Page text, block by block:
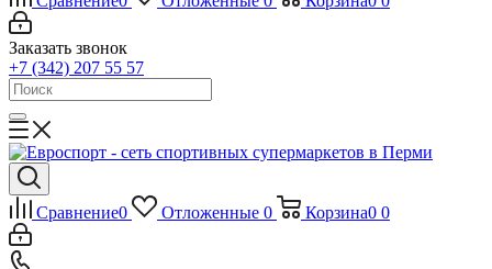
Заказать звонок
+7 (342) 207 55 57
Сравнение0 Отложенные 0 Корзина0 0